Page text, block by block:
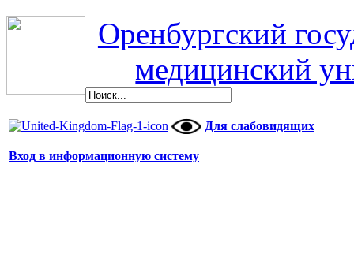
Оренбургский
медицинский
Для слабовидящих
Вход в информационную систему